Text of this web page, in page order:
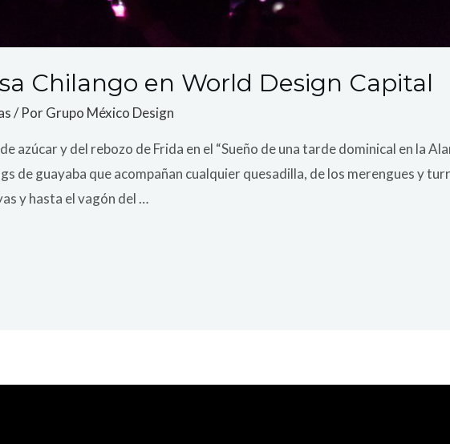
Chilango en World Design Capital
/ PorGrupo México Design
azúcar y del rebozo de Frida en el “Sueño de una tarde dominical en la
de guayaba que acompañan cualquier quesadilla, de los merengues y
y hasta el vagón del …